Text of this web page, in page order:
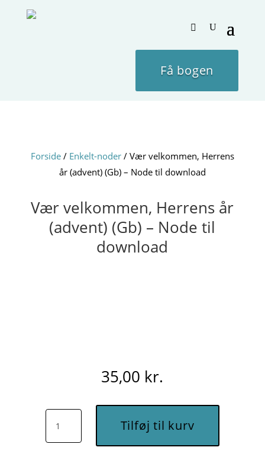
Få bogen
Forside/ Enkelt-noder/ Vær velkommen, Herrens
år (advent) (Gb) – Node til download
Vær velkommen, Herrens år
(advent) (Gb) – Node til
download
35,00 kr.
velkommen,
Tilføj til kurv